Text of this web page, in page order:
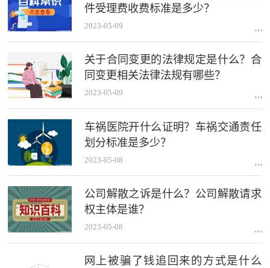
件受理费收费标准是多少？
2023-05-09
关于合同变更的法律规定是什么？合
同变更相关法律法规有哪些？
2023-05-09
车祸医院开什么证明？车祸交通责任
划分标准是多少？
2023-05-08
公司解散之诉是什么？公司解散请求
权主体是谁？
2023-05-08
网上被骗了钱追回来的方式是什么